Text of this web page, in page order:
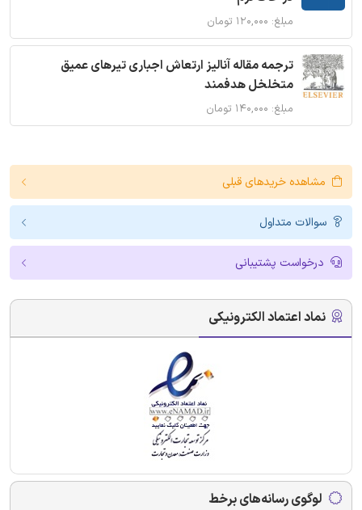
مبلغ: ۱۲۰,۰۰۰ تومان
ترجمه مقاله آنالیز ارتعاش اجباری تیرهای عمیق
متخلخل هدفمند
مبلغ: ۱۴۰,۰۰۰ تومان
مشاهده خریدهای قبلی
سوالات متداول
درخواست پشتیبانی
نماد اعتماد الکترونیکی
لوگوی رسانه‌های برخط